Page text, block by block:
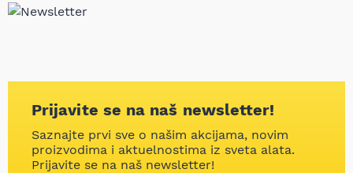
Prijavite se na naš newsletter!
Saznajte prvi sve o našim akcijama, novim
proizvodima i aktuelnostima iz sveta alata.
Prijavite se na naš newsletter!